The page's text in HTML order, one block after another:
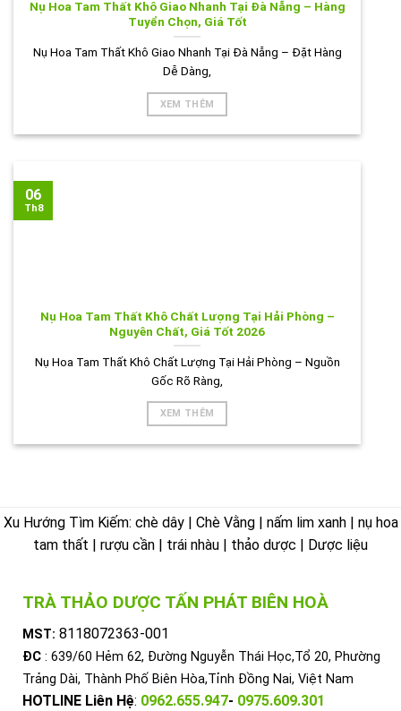
Nụ Hoa Tam Thất Khô Giao Nhanh Tại Đà Nẵng – Hàng
Tuyển Chọn, Giá Tốt
Nụ Hoa Tam Thất Khô Giao Nhanh Tại Đà Nẵng – Đặt Hàng
Dễ Dàng,
XEM THÊM
Nụ Hoa Tam Thất Khô Chất Lượng Tại Hải Phòng –
Nguyên Chất, Giá Tốt 2026
Nụ Hoa Tam Thất Khô Chất Lượng Tại Hải Phòng – Nguồn
Gốc Rõ Ràng,
XEM THÊM
06
Th8
Xu Hướng Tìm Kiếm: chè dây | Chè Vằng | nấm lim xanh | nụ hoa
tam thất | rượu cần | trái nhàu | thảo dược | Dược liệu
TRÀ THẢO DƯỢC TẤN PHÁT BIÊN HOÀ
MST: 8118072363-001
ĐC : 639/60 Hẻm 62, Đường Nguyễn Thái Học,Tổ 20, Phường
Trảng Dài, Thành Phố Biên Hòa,Tỉnh Đồng Nai, Việt Nam
HOTLINE Liên Hệ: 0962.655.947- 0975.609.301